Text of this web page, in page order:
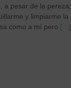
pesar de la pereza,
y limpiarme la
como a mí pero […]